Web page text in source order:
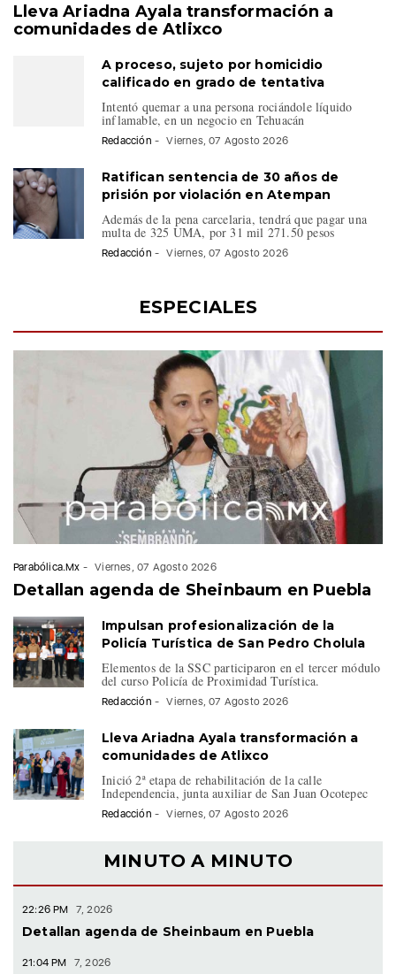
Lleva Ariadna Ayala transformación a
comunidades de Atlixco
A proceso, sujeto por homicidio
calificado en grado de tentativa
Intentó quemar a una persona rociándole líquido
inflamable, en un negocio en Tehuacán
Redacción - Viernes, 07 Agosto 2026
Ratifican sentencia de 30 años de
prisión por violación en Atempan
Además de la pena carcelaria, tendrá que pagar una
multa de 325 UMA, por 31 mil 271.50 pesos
Redacción - Viernes, 07 Agosto 2026
ESPECIALES
Parabólica.Mx - Viernes, 07 Agosto 2026
Detallan agenda de Sheinbaum en Puebla
Impulsan profesionalización de la
Policía Turística de San Pedro Cholula
Elementos de la SSC participaron en el tercer módulo
del curso Policía de Proximidad Turística.
Redacción - Viernes, 07 Agosto 2026
Lleva Ariadna Ayala transformación a
comunidades de Atlixco
Inició 2ª etapa de rehabilitación de la calle
Independencia, junta auxiliar de San Juan Ocotepec
Redacción - Viernes, 07 Agosto 2026
MINUTO A MINUTO
22:26 PM 7, 2026
Detallan agenda de Sheinbaum en Puebla
21:04 PM 7, 2026